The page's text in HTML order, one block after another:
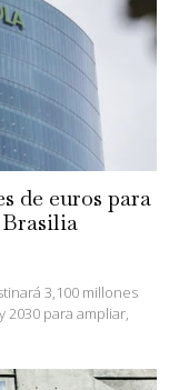
de euros para
3,100 millones
2030 para ampliar,